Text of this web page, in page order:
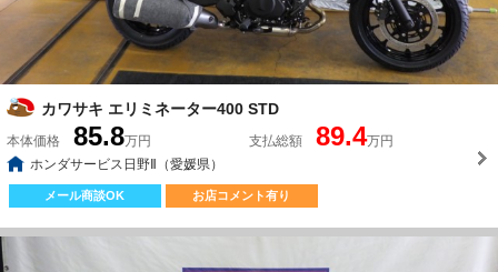
カワサキ エリミネーター400 STD
本体価格 85.8万円 支払総額 89.4万円
ホンダサービス日野Ⅱ（愛媛県）
メール商談OK お店コメント有り